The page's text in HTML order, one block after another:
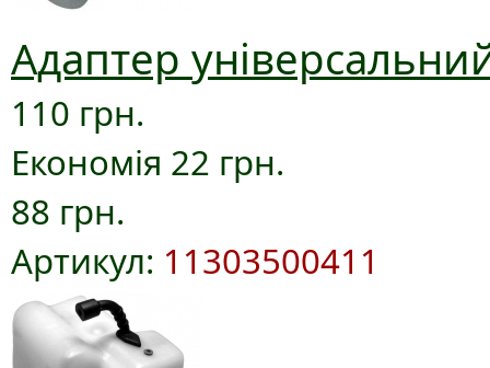
Адаптер
110 грн.
Економія 22 грн.
88 грн.
Артикул: 11303500411